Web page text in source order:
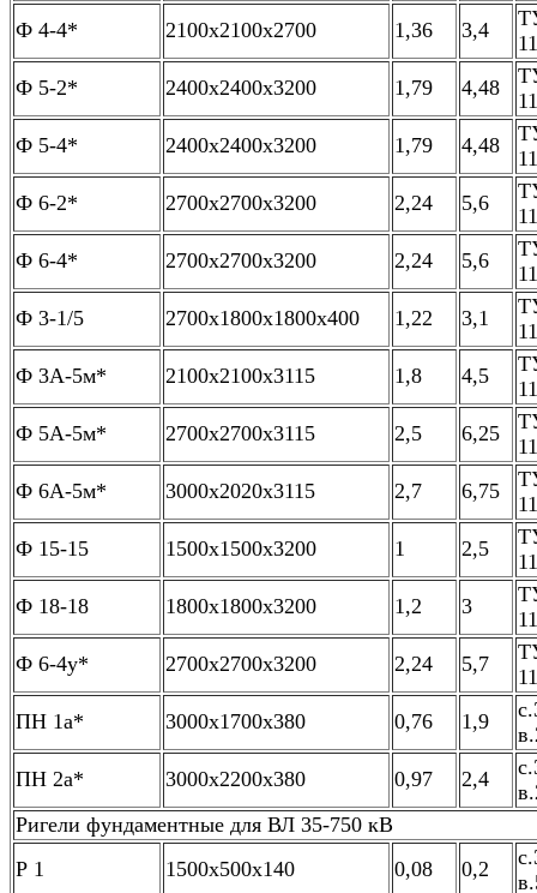
Ф 4-4*
2100х2100х2700 1,36 3,4
Ф 5-2*
2400х2400х3200 1,79 4,48
Ф 5-4*
2400х2400х3200 1,79 4,48
Ф 6-2*
2700х2700х3200 2,24 5,6
Ф 6-4*
2700х2700х3200 2,24 5,6
Ф 3-1/5
2700х1800х1800х400 1,22 3,1
Ф 3А-5м*
2100х2100х3115 1,8 4,5
Ф 5А-5м*
2700х2700х3115 2,5 6,25
Ф 6А-5м*
3000х2020х3115 2,7 6,75
Ф 15-15
1500х1500х3200 1 2,5
Ф 18-18
1800х1800х3200 1,2 3
Ф 6-4у*
2700х2700х3200 2,24 5,7
ПН 1а*
3000х1700х380 0,76 1,9
ПН 2а*
3000х2200х380 0,97 2,4
Ригели фундаментные для ВЛ 35-750 кВ
Р 1
1500х500х140 0,08 0,2